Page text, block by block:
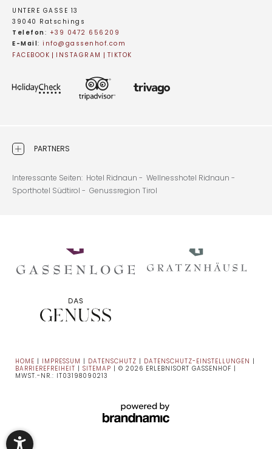
UNTERE GASSE 13
39040 Ratschings
Telefon: +39 0472 656209
E-Mail: info@ gassenhof.com
FACEBOOK
INSTAGRAM TIKTOK
PARTNERS
Interessante Seiten: Hotel Ridnaun - Wellnesshotel Ridnaun -
Sporthotel Südtirol - Genussregion Tirol
HOME | IMPRESSUM | DATENSCHUTZ | DATENSCHUTZ-EINSTELLUNGEN |
BARRIEREFREIHEIT | SITEMAP | © 2026 ERLEBNISORT GASSENHOF |
MWST.-NR.: IT03198090213